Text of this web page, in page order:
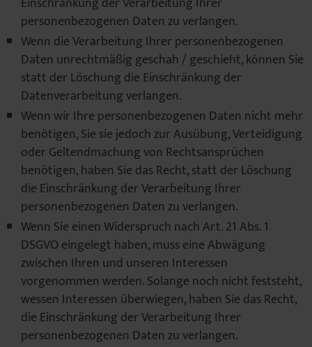
personenbezogenen Daten zu verlangen.
Wenn die Verarbeitung Ihrer personenbezogenen
Daten unrechtmäßig geschah / geschieht, können Sie
statt der Löschung die Einschränkung der
Datenverarbeitung verlangen.
Wenn wir Ihre personenbezogenen Daten nicht mehr
benötigen, Sie sie jedoch zur Ausübung, Verteidigung
oder Geltendmachung von Rechtsansprüchen
benötigen, haben Sie das Recht, statt der Löschung
die Einschränkung der Verarbeitung Ihrer
personenbezogenen Daten zu verlangen.
Wenn Sie einen Widerspruch nach Art. 21 Abs. 1
DSGVO eingelegt haben, muss eine Abwägung
zwischen Ihren und unseren Interessen
vorgenommen werden. Solange noch nicht feststeht,
wessen Interessen überwiegen, haben Sie das Recht,
die Einschränkung der Verarbeitung Ihrer
personenbezogenen Daten zu verlangen.